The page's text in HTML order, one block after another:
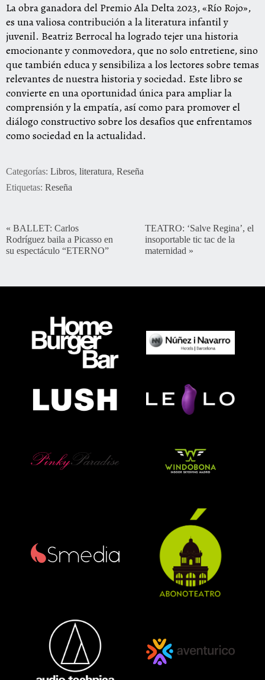
La obra ganadora del Premio Ala Delta 2023, «Río Rojo»,
es una valiosa contribución a la literatura infantil y
juvenil. Beatriz Berrocal ha logrado tejer una historia
emocionante y conmovedora, que no solo entretiene, sino
que también educa y sensibiliza a los lectores sobre temas
relevantes de nuestra historia y sociedad. Este libro se
convierte en una oportunidad única para ampliar la
comprensión y la empatía, así como para promover el
diálogo constructivo sobre los desafíos que enfrentamos
como sociedad en la actualidad.
Categorías: Libros, literatura, Reseña
Etiquetas: Reseña
« BALLET: Carlos
Rodríguez baila a Picasso en
su espectáculo “ETERNO”
TEATRO: ‘Salve Regina’, el
insoportable tic tac de la
maternidad »